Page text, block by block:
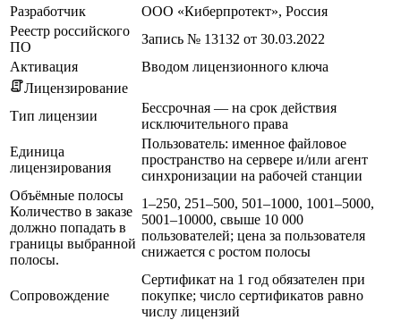
Разработчик
ООО «Киберпротект», Россия
Реестр российского
ПО
Запись № 13132 от 30.03.2022
Активация
Вводом лицензионного ключа
Лицензирование
Тип лицензии
Бессрочная — на срок действия
исключительного права
Единица
лицензирования
Пользователь: именное файловое
пространство на сервере и/или агент
синхронизации на рабочей станции
Объёмные полосы
Количество в заказе
должно попадать в
границы выбранной
полосы.
1–250, 251–500, 501–1000, 1001–5000,
5001–10000, свыше 10 000
пользователей; цена за пользователя
снижается с ростом полосы
Сопровождение
Сертификат на 1 год обязателен при
покупке; число сертификатов равно
числу лицензий